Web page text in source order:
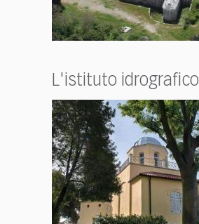
L'istituto idrografico